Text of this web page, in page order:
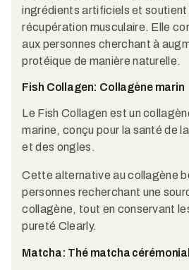
ingrédients artificiels et
récupération musculaire. Elle
aux personnes cherchant à
protéique de manière naturelle.
Fish Collagen: Collagène marin
Le Fish Collagen est un
marine, conçu pour la santé de
et des ongles.
Cette alternative au collagène
personnes recherchant une
collagène, tout en conservant
pureté Clearly.
Matcha: Thé matcha cérémonial